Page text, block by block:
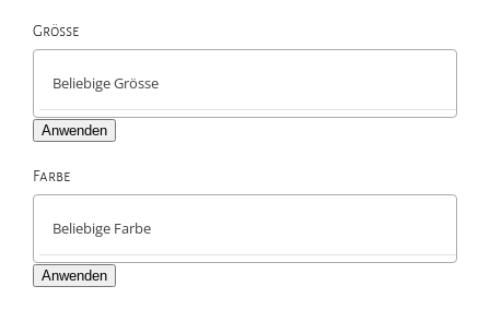
Grösse
Anwenden
Farbe
Anwenden